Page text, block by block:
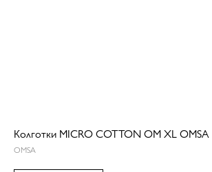
Колготки MICRO COTTON OM XL OMSA
OMSA